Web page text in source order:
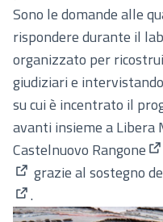
Sono le domande alle
rispondere durante il
organizzato per
giudiziari e
su cui è incentrato il
avanti insieme aLibera
Castelnuovo Rangone
(Collegamento esterno)
grazie al sostegno
(Collegamento esterno)
.